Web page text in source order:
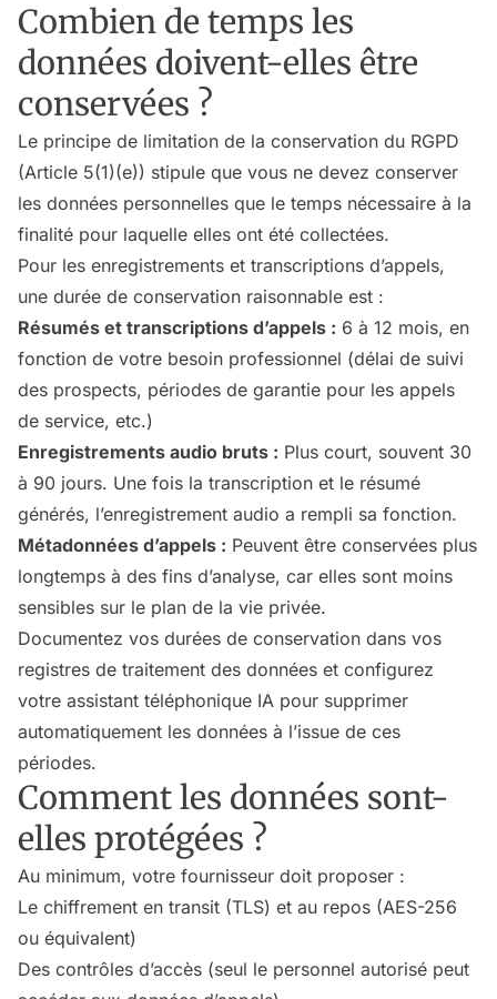
Combien de temps les
données doivent-elles être
conservées ?
Le principe de limitation de la conservation du RGPD
(Article 5(1)(e)) stipule que vous ne devez conserver
les données personnelles que le temps nécessaire à la
finalité pour laquelle elles ont été collectées.
Pour les enregistrements et transcriptions d’appels,
une durée de conservation raisonnable est :
Résumés et transcriptions d’appels : 6 à 12 mois, en
fonction de votre besoin professionnel (délai de suivi
des prospects, périodes de garantie pour les appels
de service, etc.)
Enregistrements audio bruts : Plus court, souvent 30
à 90 jours. Une fois la transcription et le résumé
générés, l’enregistrement audio a rempli sa fonction.
Métadonnées d’appels : Peuvent être conservées plus
longtemps à des fins d’analyse, car elles sont moins
sensibles sur le plan de la vie privée.
Documentez vos durées de conservation dans vos
registres de traitement des données et configurez
votre assistant téléphonique IA pour supprimer
automatiquement les données à l’issue de ces
périodes.
Comment les données sont-
elles protégées ?
Au minimum, votre fournisseur doit proposer :
Le chiffrement en transit (TLS) et au repos (AES-256
ou équivalent)
Des contrôles d’accès (seul le personnel autorisé peut